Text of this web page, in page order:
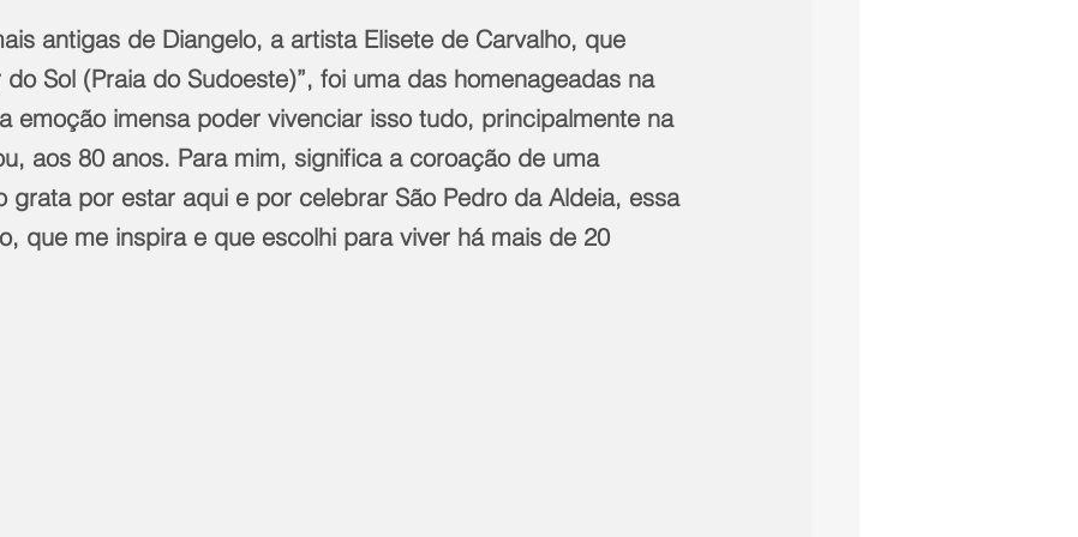
antigas de Diangelo, a artista Elisete de Carvalho, que
do Sol (Praia do Sudoeste)”, foi uma das homenageadas na
emoção imensa poder vivenciar isso tudo, principalmente na
aos 80 anos. Para mim, significa a coroação de uma
grata por estar aqui e por celebrar São Pedro da Aldeia, essa
que me inspira e que escolhi para viver há mais de 20